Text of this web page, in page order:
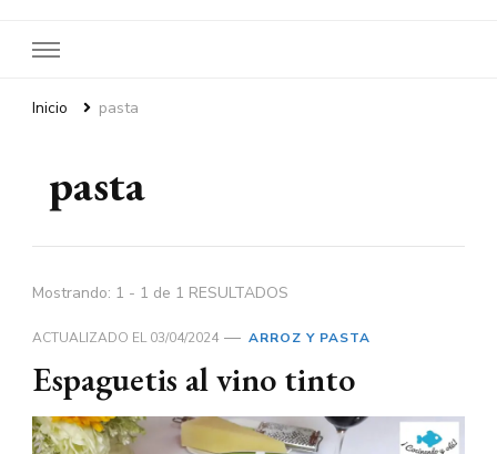
Inicio pasta
pasta
Mostrando: 1 - 1 de 1 RESULTADOS
ACTUALIZADO EL03/04/2024 ARROZ Y PASTA
Espaguetis al vino tinto